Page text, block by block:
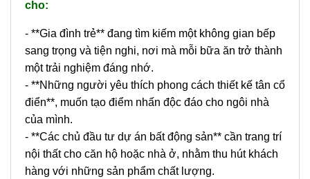
cho:
- **Gia đình trẻ** đang tìm kiếm một không gian bếp
sang trọng và tiện nghi, nơi mà mỗi bữa ăn trở thành
một trải nghiệm đáng nhớ.
- **Những người yêu thích phong cách thiết kế tân cổ
điển**, muốn tạo điểm nhấn độc đáo cho ngôi nhà
của mình.
- **Các chủ đầu tư dự án bất động sản** cần trang trí
nội thất cho căn hộ hoặc nhà ở, nhằm thu hút khách
hàng với những sản phẩm chất lượng.